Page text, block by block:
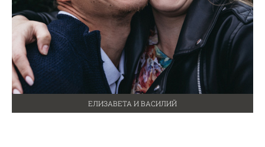
ЕЛИЗАВЕТА И ВАСИЛИЙ